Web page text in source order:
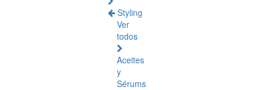
Styling
Ver
todos
Aceites
y
Sérums